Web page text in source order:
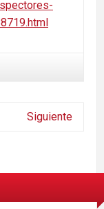
Siguiente